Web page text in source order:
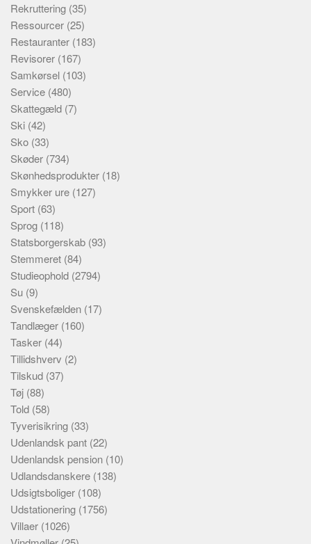
Rekruttering (35)
Ressourcer (25)
Restauranter (183)
Revisorer (167)
Samkørsel (103)
Service (480)
Skattegæld (7)
Ski (42)
Sko (33)
Skøder (734)
Skønhedsprodukter (18)
Smykker ure (127)
Sport (63)
Sprog (118)
Statsborgerskab (93)
Stemmeret (84)
Studieophold (2794)
Su (9)
Svenskefælden (17)
Tandlæger (160)
Tasker (44)
Tillidshverv (2)
Tilskud (37)
Tøj (88)
Told (58)
Tyverisikring (33)
Udenlandsk pant (22)
Udenlandsk pension (10)
Udlandsdanskere (138)
Udsigtsboliger (108)
Udstationering (1756)
Villaer (1026)